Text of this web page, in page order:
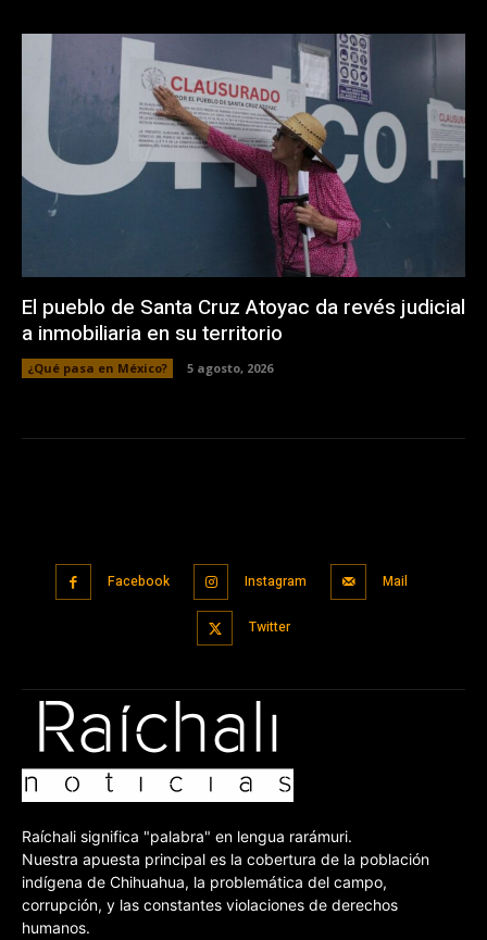
El pueblo de Santa Cruz Atoyac da revés judicial
a inmobiliaria en su territorio
¿Qué pasa en México? 5 agosto, 2026
Facebook Instagram Mail
Twitter
Raíchali significa "palabra" en lengua rarámuri.
Nuestra apuesta principal es la cobertura de la población
indígena de Chihuahua, la problemática del campo,
corrupción, y las constantes violaciones de derechos
humanos.